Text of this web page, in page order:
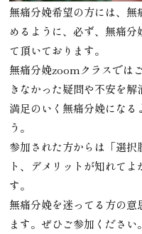
無痛分娩希望の方には、
めるように、必ず、無痛
て頂いております。
無痛分娩zoomクラスでは
きなかった疑問や不安を解
満足のいく無痛分娩になる
う。
参加された方からは「選択
ト、デメリットが知れて
す。
無痛分娩を迷ってる方の
ます。ぜひご参加ください。